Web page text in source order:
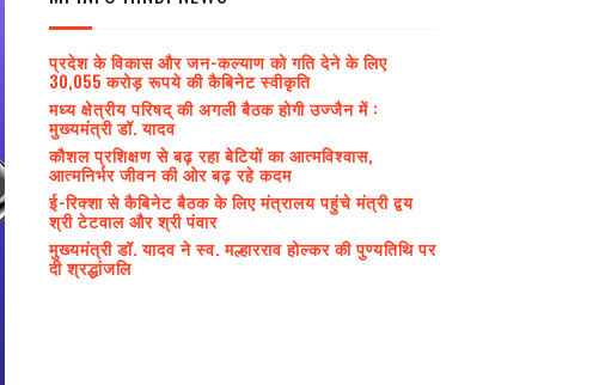
प्रदेश के विकास और जन-कल्याण को गति देने के लिए
30,055 करोड़ रूपये की कैबिनेट स्वीकृति
मध्य क्षेत्रीय परिषद् की अगली बैठक होगी उज्जैन में :
मुख्यमंत्री डॉ. यादव
कौशल प्रशिक्षण से बढ़ रहा बेटियों का आत्मविश्वास,
आत्मनिर्भर जीवन की ओर बढ़ रहे कदम
ई-रिक्शा से कैबिनेट बैठक के लिए मंत्रालय पहुंचे मंत्री द्वय
श्री टेटवाल और श्री पंवार
मुख्यमंत्री डॉ. यादव ने स्व. मल्हारराव होल्कर की पुण्यतिथि पर
दी श्रद्धांजलि